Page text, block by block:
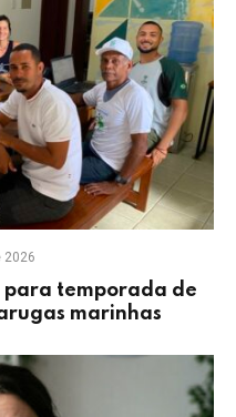
2026
para temporada de
marinhas